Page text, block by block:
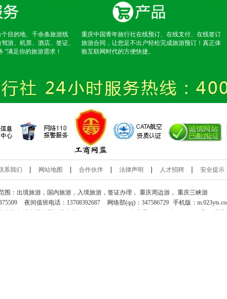
目的地、千余条旅游线
游、机票、酒店、签证、
满足你的旅游需求！
重庆中国青年旅行社在线预订、在线支付、在线签订
旅游合同，让您足不出户轻松完成旅游预订！真正体
验互联网时代的方便快捷。
系我们 | 网站地图 | 合作伙伴 | 法律声明 | 人才招聘 | 安全提示
围：出境旅游，国内旅游，入境旅游，签证办理， 重庆周边游 ， 重庆三峡游
夜间值班电话：13708392687 网络部(qq)： 347586729 手机版：